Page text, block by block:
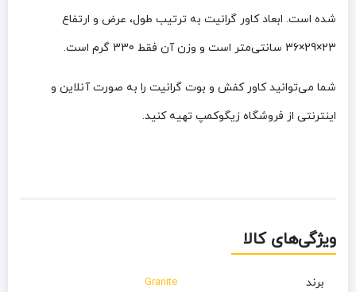
شده است. ابعاد کاور گرانیت به ترتیب طول، عرض و ارتفاع
23×29×36 سانتی‌متر است و وزن آن فقط 330 گرم است.
شما می‌توانید کاور کفش و بوت گرانیت را به صورت آنلاین و
اینترنتی از فروشگاه زیگوکمپ تهیه کنید.
ویژگی‌های کالا
برند Granite